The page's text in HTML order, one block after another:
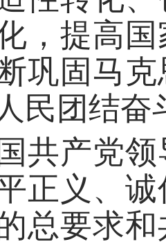
，提高
巩固马
民团结奋
产党领
正义、
总要求